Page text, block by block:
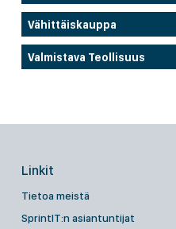
Vähittäiskauppa
Valmistava Teollisuus
Linkit
Tietoa meistä
SprintIT:n asiantuntijat